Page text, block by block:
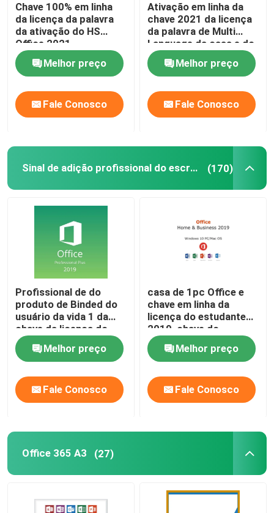
Chave 100% em linha
da licença da palavra
da ativação do HS
Office 2021
Melhor preço
Fale Conosco
Ativação em linha da
chave 2021 da licença
da palavra de Multi
Language da casa e do
estudante
Melhor preço
Fale Conosco
Sinal de adição profissional do escritório 2019 (170)
Profissional de do
produto de Binded do
usuário da vida 1 da
chave da licença do
escritório 2019 do
bloco de Digitas
Melhor preço
Fale Conosco
casa de 1pc Office e
chave em linha da
licença do estudante
2019, chave do
produto da palavra do
HB 2019Melhor preço
Fale Conosco
Office 365 A3 (27)